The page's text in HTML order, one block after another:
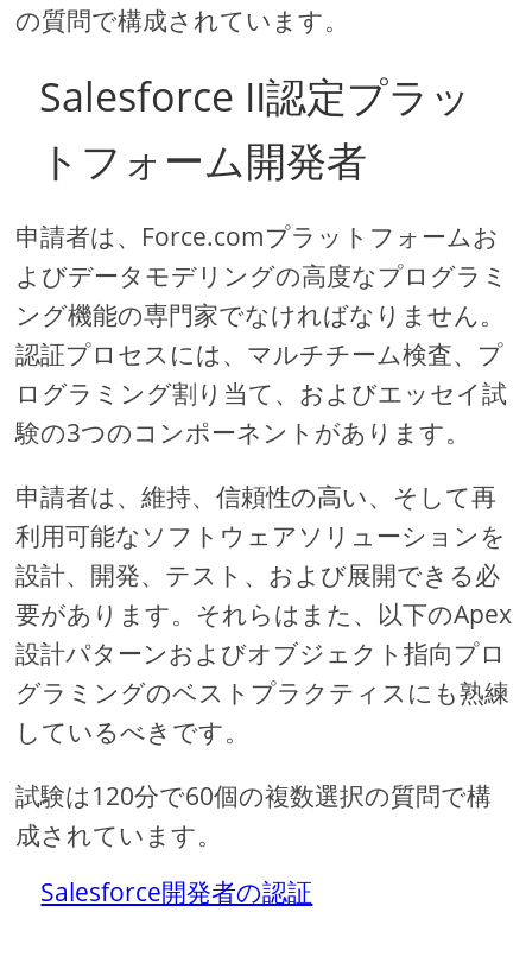
の質問で構成されています。
Salesforce II認定プラッ
トフォーム開発者
申請者は、Force.comプラットフォームお
よびデータモデリングの高度なプログラミ
ング機能の専門家でなければなりません。
認証プロセスには、マルチチーム検査、プ
ログラミング割り当て、およびエッセイ試
験の3つのコンポーネントがあります。
申請者は、維持、信頼性の高い、そして再
利用可能なソフトウェアソリューションを
設計、開発、テスト、および展開できる必
要があります。それらはまた、以下のApex
設計パターンおよびオブジェクト指向プロ
グラミングのベストプラクティスにも熟練
しているべきです。
試験は120分で60個の複数選択の質問で構
成されています。
Salesforce開発者の認証